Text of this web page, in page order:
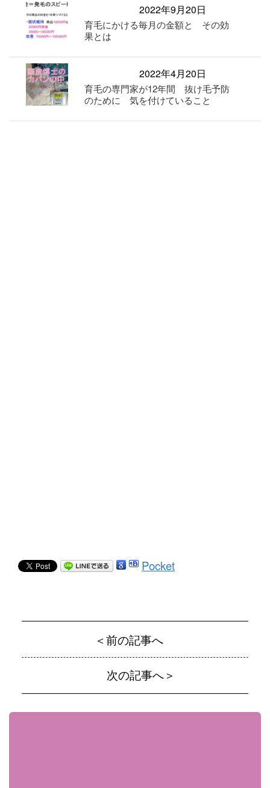
2022年9月20日
育毛にかける毎月の金額と その効
果とは
2022年4月20日
育毛の専門家が12年間 抜け毛予防
のために 気を付けていること
Pocket
＜前の記事へ
次の記事へ＞